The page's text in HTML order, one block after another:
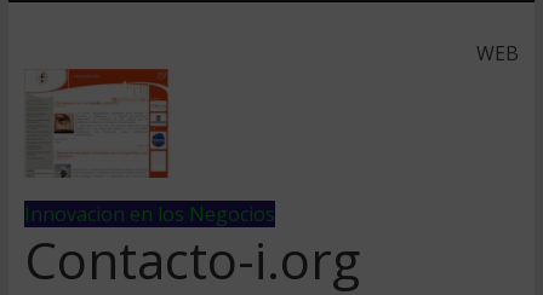
WEB
Innovacion en los Negocios
Contacto-i.org